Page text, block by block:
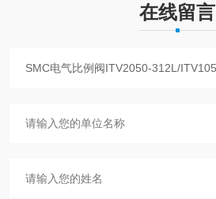
在线留言